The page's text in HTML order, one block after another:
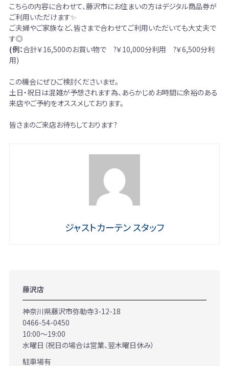
こちらの内容に合わせて、藤沢市にお住まいの方はデジタル商品券が
ご利用いただけます✨
ご夫婦やご家族など、皆さまで合わせてご利用いただいても大丈夫で
す◎
(例：合計￥16,500のお買い物で ?￥10,000分利用 ?￥6,500分利
用)
この機会にぜひご検討くださいませ。
土日・祝日は混雑が予想されます為、あらかじめお時間に余裕のある
来店やご予約をオススメしております。
皆さまのご来店お待ちしております?
ジャストカーテン スタッフ
藤沢店
神奈川県藤沢市弥勒寺3-12-18
0466-54-0450
10:00～19:00
水曜日（祝日の場合は営業、翌木曜日休み）
駐車場有